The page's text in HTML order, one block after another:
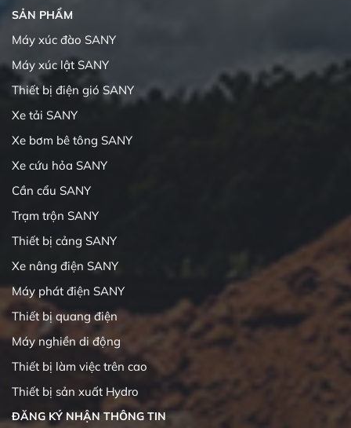
SẢN PHẨM
Máy xúc đào SANY
Máy xúc lật SANY
Thiết bị điện gió SANY
Xe tải SANY
Xe bơm bê tông SANY
Xe cứu hỏa SANY
Cần cẩu SANY
Trạm trộn SANY
Thiết bị cảng SANY
Xe nâng điện SANY
Máy phát điện SANY
Thiết bị quang điện
Máy nghiền di động
Thiết bị làm việc trên cao
Thiết bị sản xuất Hydro
ĐĂNG KÝ NHẬN THÔNG TIN